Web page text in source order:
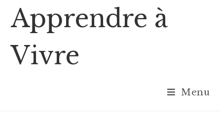
content
Apprendre à
Vivre
Menu